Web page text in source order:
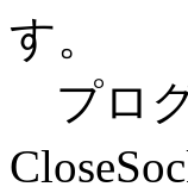
す。
プロ